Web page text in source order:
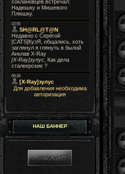
Для добавления необходима
авторизация
НАШ БАННЕР